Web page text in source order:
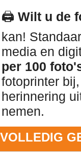
🖨️ Wilt u de
kan!
media en
per 100
fotoprinter
herinnering
nemen.